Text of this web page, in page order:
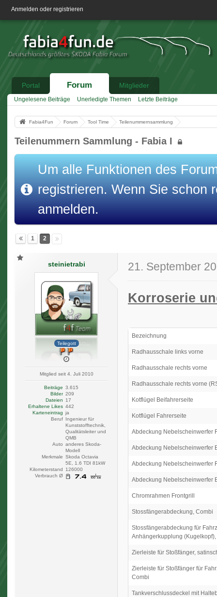
Anmelden oder registrieren
Portal Forum Mitglieder
Ungelesene Beiträge Unerledigte Themen Letzte Beiträge
Fabia4Fun Forum Tool Time Teilenummernsammlung
Teilenummern Sammlung - Fabia I
Um alle Funktionen des
registrieren. Wenn Sie schon
anmelden.
1 2
steinietrabi
Teilegott
Mitglied seit 4. Juli 2010
Beiträge 3.615
Bilder 209
Dateien
17
Erhaltene Likes 442
Karteneintrag ja
Beruf Ingenieur für
Kunststofftechnik,
Qualitätsleiter und
QMB
Auto anderes Skoda-
Modell
Merkmale Skoda Octavia
5E, 1.6 TDI 81kW
Kilometerstand
126000
Verbrauch Ø
21. September
Korroserie
Bezeichnung
Radhausschale links vorne
Radhausschale rechts vorne
Radhausschale rechts vorne
Kotflügel Beifahrerseite
Kotflügel Fahrerseite
Abdeckung Nebelscheinwerfer
Abdeckung Nebelscheinwerfer
Abdeckung Nebelscheinwerfer
Abdeckung Nebelscheinwerfer
Chromrahmen Frontgrill
Stossfängerabdeckung, Combi
Stossfängerabdeckung für
Anhängerkupplung
Zierleiste für Stoßfänger,
Zierleiste für Stoßfänger für
Combi
Tankverschlussdeckel mit